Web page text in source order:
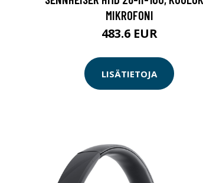
MIKROFONI
483.6 EUR
LISÄTIETOJA